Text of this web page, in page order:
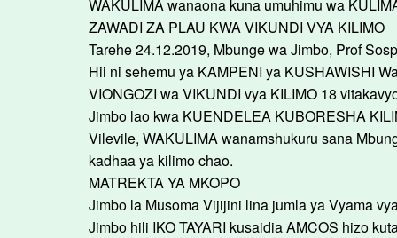
WAKULIMA wanaona kuna umuhimu wa
ZAWADI ZA PLAU KWA VIKUNDI VYA KILIMO
Tarehe 24.12.2019, Mbunge wa Jimbo, Prof
Hii ni sehemu ya KAMPENI ya KUSHAWISHI
VIONGOZI wa VIKUNDI vya KILIMO 18
Jimbo lao kwa KUENDELEA KUBORESHA
Vilevile, WAKULIMA wanamshukuru sana
kadhaa ya kilimo chao.
MATREKTA YA MKOPO
Jimbo la Musoma Vijijini lina jumla ya Vyama
Jimbo hili IKO TAYARI kusaidia AMCOS hizo